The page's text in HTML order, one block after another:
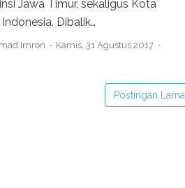
Jawa Timur, sekaligus Kota
Dibalik…
Imron
Kamis, 31 Agustus 2017
Postingan Lama